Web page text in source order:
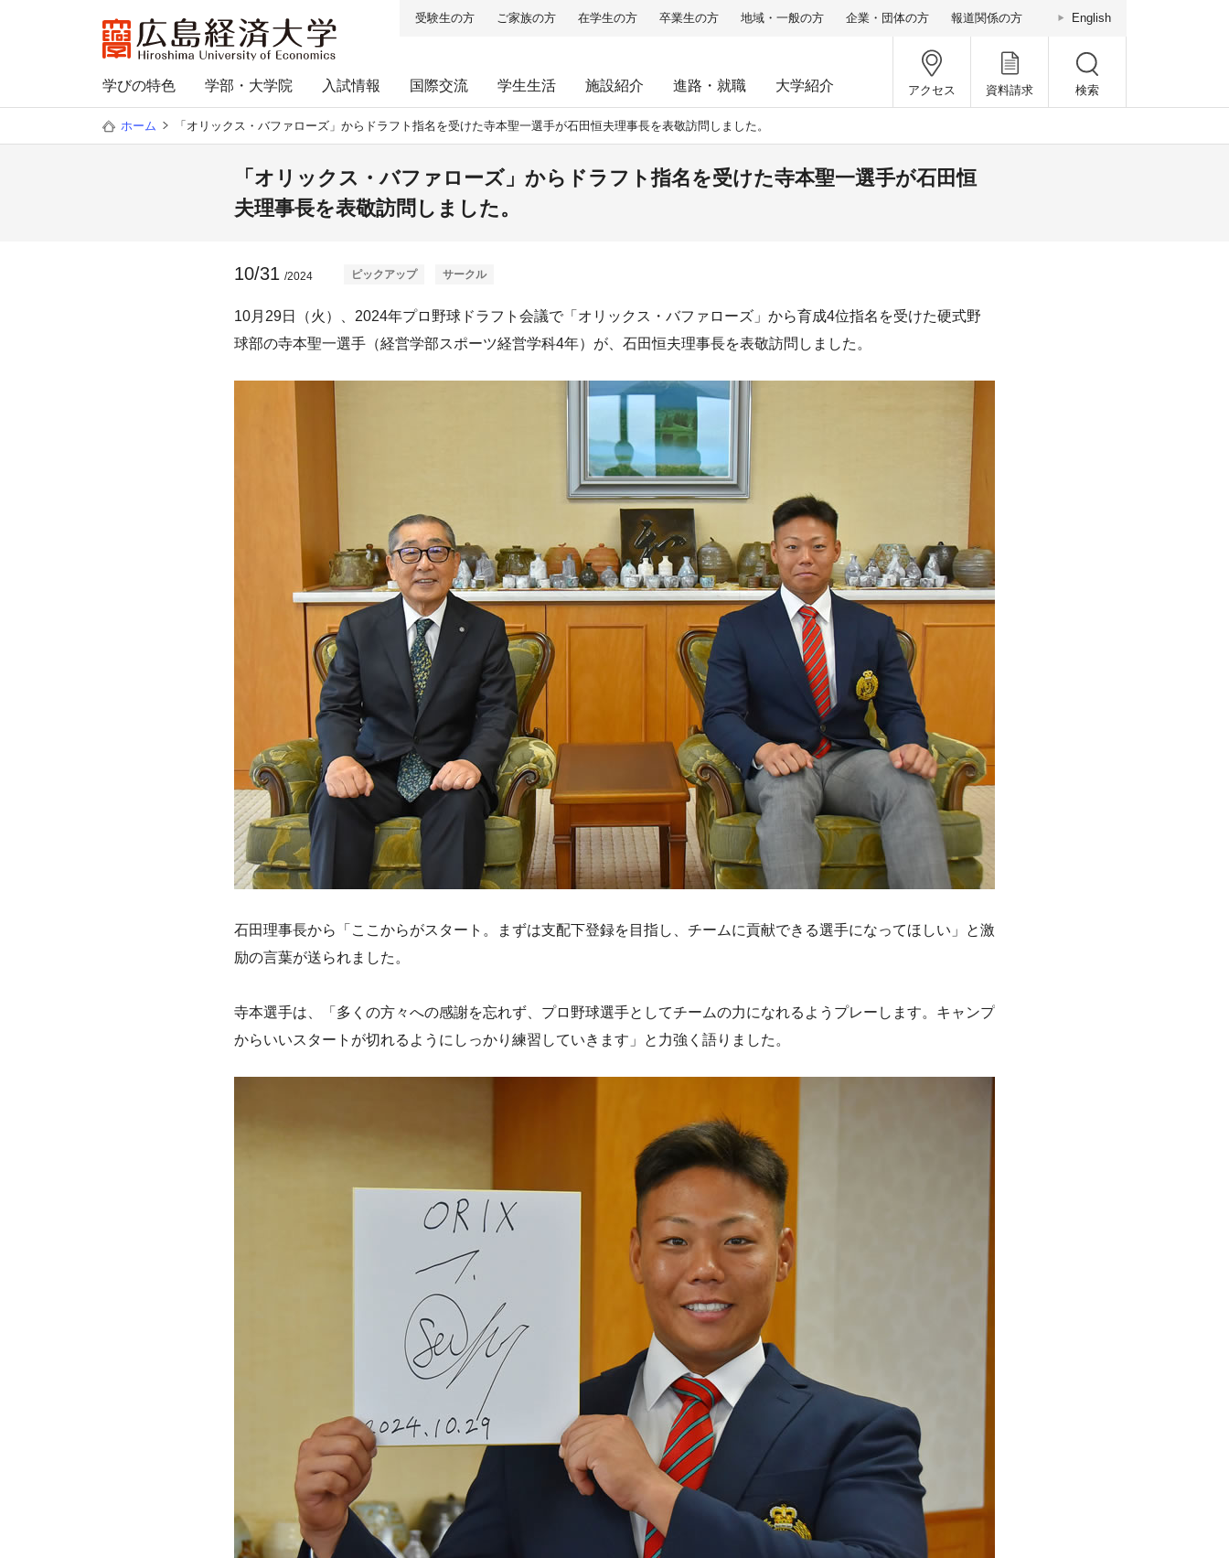
受験生の方 ご家族の方 在学生の方 卒業生の方 地域・一般の方 企業・団体の方 報道関係の方 English
アクセス 資料請求 検索
学びの特色 学部・大学院 入試情報 国際交流 学生生活 施設紹介 進路・就職 大学紹介
ホーム 「オリックス・バファローズ」からドラフト指名を受けた寺本聖一選手が石田恒夫理事長を表敬訪問しました。
「オリックス・バファローズ」からドラフト指名を受けた寺本聖一選手が石田恒
夫理事長を表敬訪問しました。
10/31 /2024 ピックアップ サークル
10月29日（火）、2024年プロ野球ドラフト会議で「オリックス・バファローズ」から育成4位指名を受けた硬式野
球部の寺本聖一選手（経営学部スポーツ経営学科4年）が、石田恒夫理事長を表敬訪問しました。
石田理事長から「ここからがスタート。まずは支配下登録を目指し、チームに貢献できる選手になってほしい」と激
励の言葉が送られました。
寺本選手は、「多くの方々への感謝を忘れず、プロ野球選手としてチームの力になれるようプレーします。キャンプ
からいいスタートが切れるようにしっかり練習していきます」と力強く語りました。